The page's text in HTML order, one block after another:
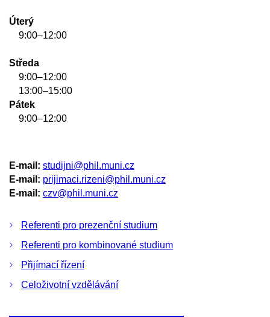
Úterý
9:00–12:00
Středa
9:00–12:00
13:00–15:00
Pátek
9:00–12:00
E-mail: studijni@phil.muni.cz
E-mail: prijimaci.rizeni@phil.muni.cz
E-mail: czv@phil.muni.cz
Referenti pro prezenční studium
Referenti pro kombinované studium
Přijímací řízení
Celoživotní vzdělávání